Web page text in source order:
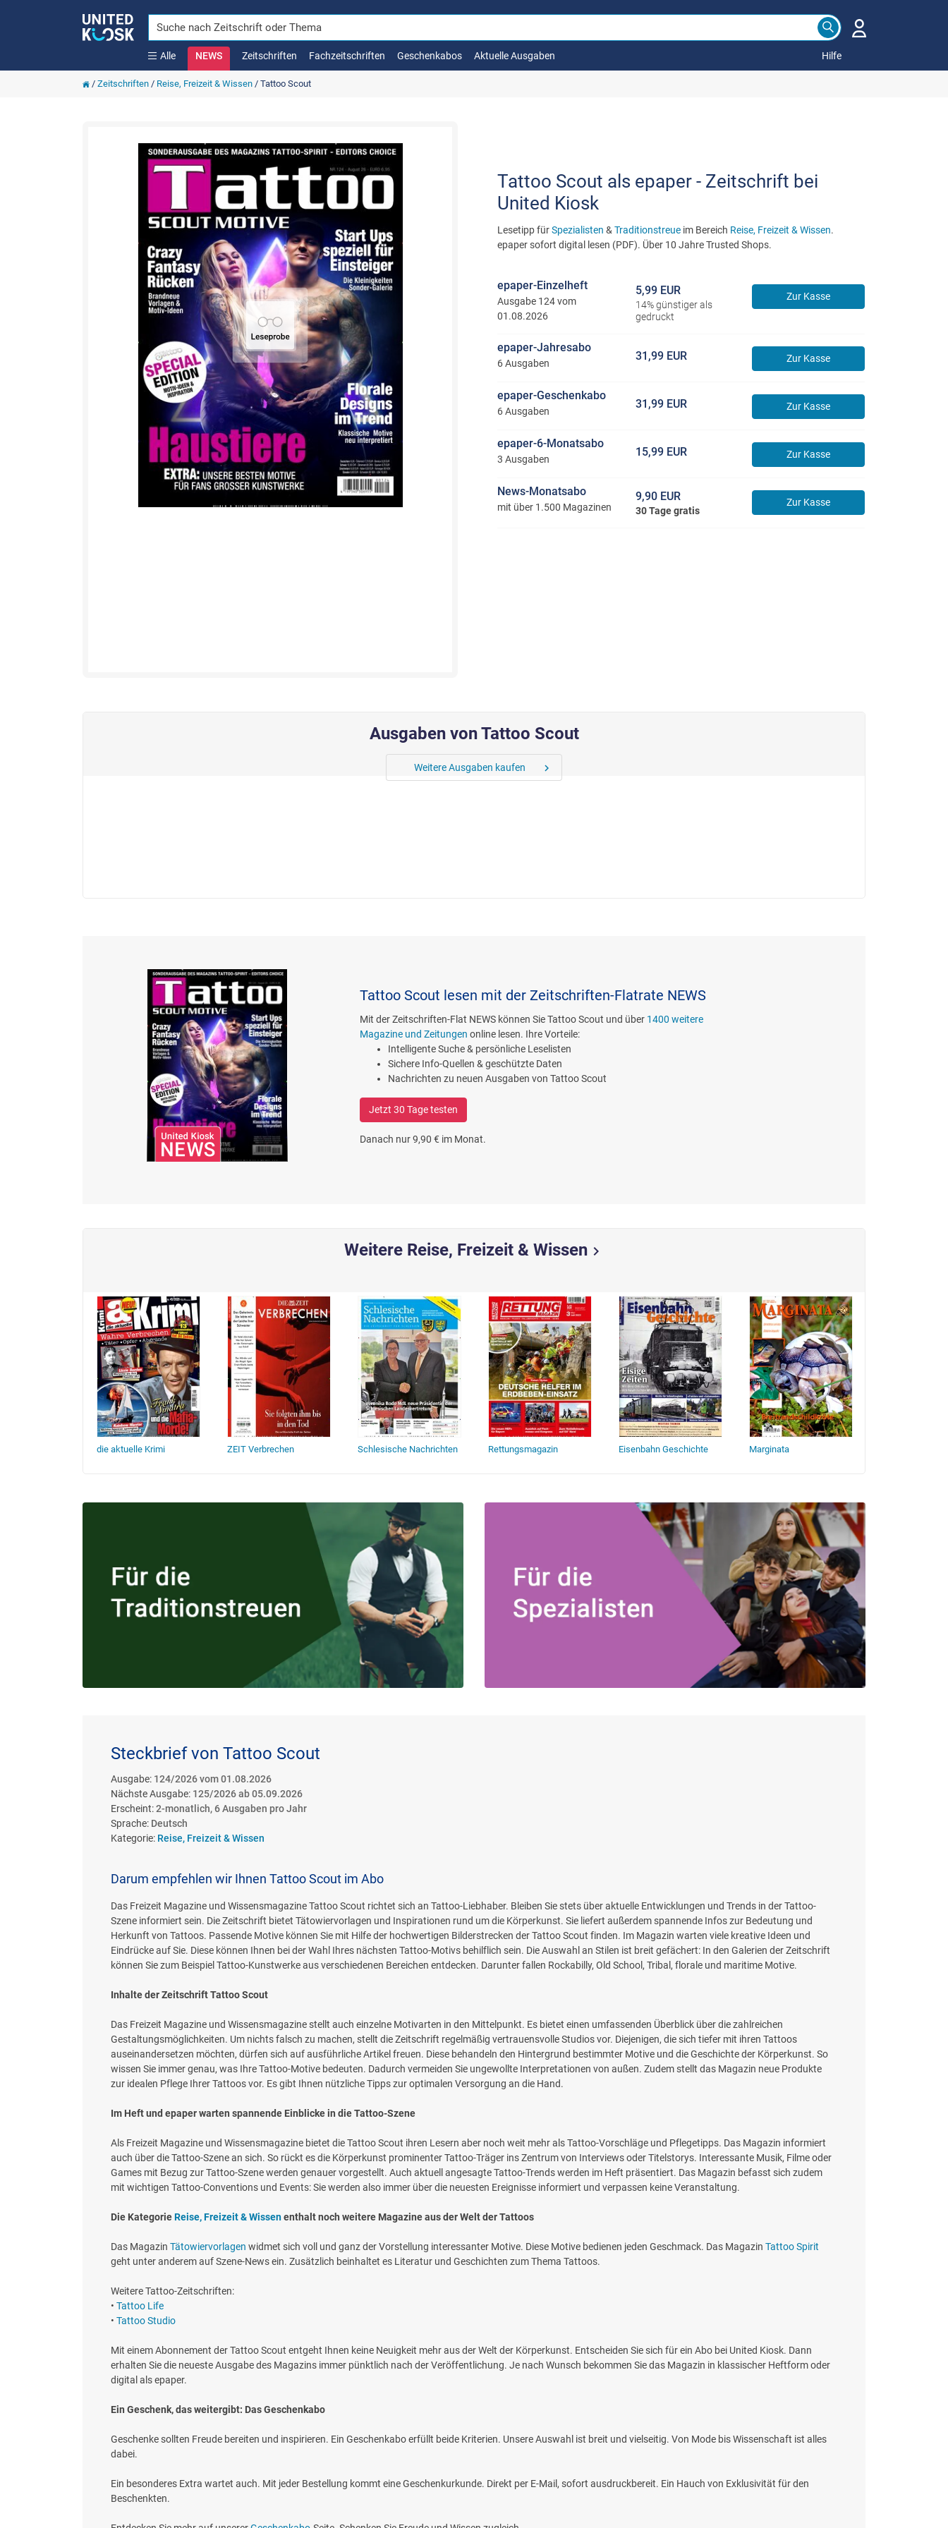
Alle NEWS Zeitschriften Fachzeitschriften Geschenkabos Aktuelle Ausgaben Hilfe
/ Zeitschriften/ Reise, Freizeit & Wissen/ Tattoo Scout
Tattoo Scout als epaper - Zeitschrift bei
United Kiosk
Lesetipp fürSpezialisten & Traditionstreueim Bereich Reise, Freizeit & Wissen.
epaper sofort digital lesen (PDF). Über 10 Jahre Trusted Shops.
epaper-Einzelheft
Ausgabe 124 vom
01.08.2026
Zur Kasse
5,99 EUR
14% günstiger als
gedruckt
epaper-Jahresabo
6 Ausgaben Zur Kasse
31,99 EUR
epaper-Geschenkabo
6 Ausgaben Zur Kasse
31,99 EUR
epaper-6-Monatsabo
3 Ausgaben Zur Kasse
15,99 EUR
News-Monatsabo
mit über 1.500 Magazinen Zur Kasse
9,90 EUR
30 Tage gratis
Ausgaben von Tattoo Scout
Weitere Ausgaben kaufen chevron_right
Tattoo Scout lesen mit der Zeitschriften-Flatrate NEWS
Mit der Zeitschriften-Flat NEWS können Sie Tattoo Scout und über 1400 weitere
Magazine und Zeitungen online lesen. Ihre Vorteile:
Intelligente Suche & persönliche Leselisten
Sichere Info-Quellen & geschützte Daten
Nachrichten zu neuen Ausgaben von Tattoo Scout
Jetzt 30 Tage testen
Danach nur 9,90 € im Monat.
Weitere Reise, Freizeit & Wissenchevron_right
die aktuelle Krimi ZEIT Verbrechen Schlesische Nachrichten Rettungsmagazin Eisenbahn Geschichte Marginata
Steckbrief von Tattoo Scout
Ausgabe: 124/2026 vom 01.08.2026
Nächste Ausgabe: 125/2026 ab 05.09.2026
Erscheint:2-monatlich, 6 Ausgaben pro Jahr
Sprache: Deutsch
Kategorie: Reise, Freizeit & Wissen
Darum empfehlen wir Ihnen Tattoo Scout im Abo
Das Freizeit Magazine und Wissensmagazine Tattoo Scout richtet sich an Tattoo-Liebhaber. Bleiben Sie stets über aktuelle Entwicklungen und Trends in der Tattoo-
Szene informiert sein. Die Zeitschrift bietet Tätowiervorlagen und Inspirationen rund um die Körperkunst. Sie liefert außerdem spannende Infos zur Bedeutung und
Herkunft von Tattoos. Passende Motive können Sie mit Hilfe der hochwertigen Bilderstrecken der Tattoo Scout finden. Im Magazin warten viele kreative Ideen und
Eindrücke auf Sie. Diese können Ihnen bei der Wahl Ihres nächsten Tattoo-Motivs behilflich sein. Die Auswahl an Stilen ist breit gefächert: In den Galerien der Zeitschrift
können Sie zum Beispiel Tattoo-Kunstwerke aus verschiedenen Bereichen entdecken. Darunter fallen Rockabilly, Old School, Tribal, florale und maritime Motive.
Inhalte der Zeitschrift Tattoo Scout
Das Freizeit Magazine und Wissensmagazine stellt auch einzelne Motivarten in den Mittelpunkt. Es bietet einen umfassenden Überblick über die zahlreichen
Gestaltungsmöglichkeiten. Um nichts falsch zu machen, stellt die Zeitschrift regelmäßig vertrauensvolle Studios vor. Diejenigen, die sich tiefer mit ihren Tattoos
auseinandersetzen möchten, dürfen sich auf ausführliche Artikel freuen. Diese behandeln den Hintergrund bestimmter Motive und die Geschichte der Körperkunst. So
wissen Sie immer genau, was Ihre Tattoo-Motive bedeuten. Dadurch vermeiden Sie ungewollte Interpretationen von außen. Zudem stellt das Magazin neue Produkte
zur idealen Pflege Ihrer Tattoos vor. Es gibt Ihnen nützliche Tipps zur optimalen Versorgung an die Hand.
Im Heft und epaper warten spannende Einblicke in die Tattoo-Szene
Als Freizeit Magazine und Wissensmagazine bietet die Tattoo Scout ihren Lesern aber noch weit mehr als Tattoo-Vorschläge und Pflegetipps. Das Magazin informiert
auch über die Tattoo-Szene an sich. So rückt es die Körperkunst prominenter Tattoo-Träger ins Zentrum von Interviews oder Titelstorys. Interessante Musik, Filme oder
Games mit Bezug zur Tattoo-Szene werden genauer vorgestellt. Auch aktuell angesagte Tattoo-Trends werden im Heft präsentiert. Das Magazin befasst sich zudem
mit wichtigen Tattoo-Conventions und Events: Sie werden also immer über die neuesten Ereignisse informiert und verpassen keine Veranstaltung.
Die KategorieReise, Freizeit & Wissenenthalt noch weitere Magazine aus der Welt der Tattoos
Das Magazin Tätowiervorlagen widmet sich voll und ganz der Vorstellung interessanter Motive. Diese Motive bedienen jeden Geschmack. Das Magazin Tattoo Spirit
geht unter anderem auf Szene-News ein. Zusätzlich beinhaltet es Literatur und Geschichten zum Thema Tattoos.
Weitere Tattoo-Zeitschriften:
• Tattoo Life
• Tattoo Studio
Mit einem Abonnement der Tattoo Scout entgeht Ihnen keine Neuigkeit mehr aus der Welt der Körperkunst. Entscheiden Sie sich für ein Abo bei United Kiosk. Dann
erhalten Sie die neueste Ausgabe des Magazins immer pünktlich nach der Veröffentlichung. Je nach Wunsch bekommen Sie das Magazin in klassischer Heftform oder
digital als epaper.
Ein Geschenk, das weitergibt: Das Geschenkabo
Geschenke sollten Freude bereiten und inspirieren. Ein Geschenkabo erfüllt beide Kriterien. Unsere Auswahl ist breit und vielseitig. Von Mode bis Wissenschaft ist alles
dabei.
Ein besonderes Extra wartet auch. Mit jeder Bestellung kommt eine Geschenkurkunde. Direkt per E-Mail, sofort ausdruckbereit. Ein Hauch von Exklusivität für den
Beschenkten.